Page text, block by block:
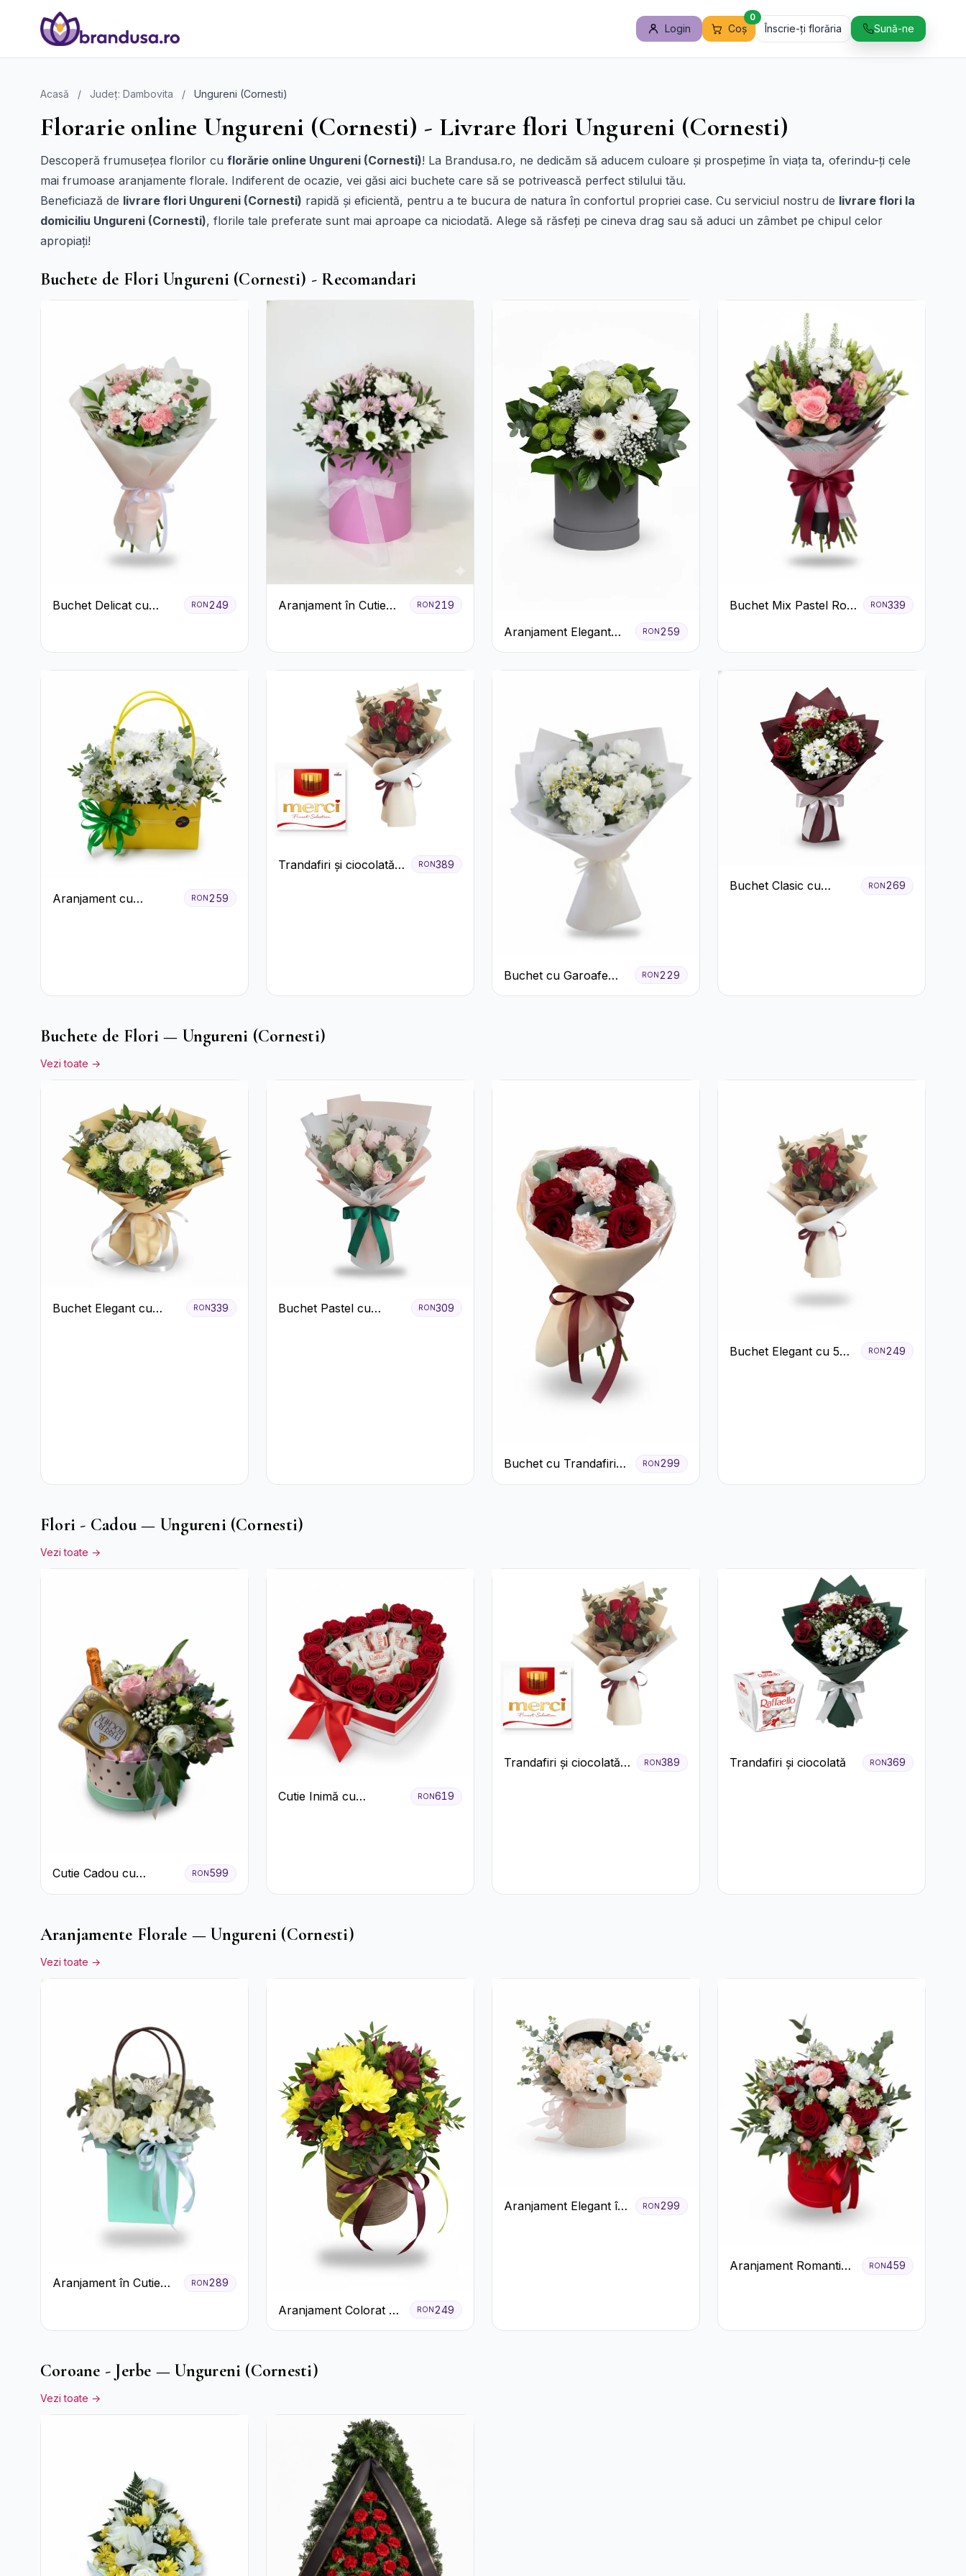
Login Coș
0
Înscrie-ți florăria Sună-ne
Acasă / Județ: Dambovita / Ungureni (Cornesti)
Florarie online Ungureni (Cornesti) - Livrare flori Ungureni (Cornesti)
Descoperă frumusețea florilor cu florărie online Ungureni (Cornesti)! La Brandusa.ro, ne dedicăm să aducem culoare și prospețime în viața ta, oferindu-ți cele
mai frumoase aranjamente florale. Indiferent de ocazie, vei găsi aici buchete care să se potrivească perfect stilului tău.
Beneficiază de livrare flori Ungureni (Cornesti) rapidă și eficientă, pentru a te bucura de natura în confortul propriei case. Cu serviciul nostru de livrare flori la
domiciliu Ungureni (Cornesti), florile tale preferate sunt mai aproape ca niciodată. Alege să răsfeți pe cineva drag sau să aduci un zâmbet pe chipul celor
apropiați!
Buchete de Flori Ungureni (Cornesti) - Recomandari
Buchet Delicat cu
RON249
Aranjament în Cutie
RON219
Aranjament Elegant
Alb-Verde în Cutie Gri
RON 259
Buchet Mix Pastel Roz
RON339
Aranjament cu
RON 259
Trandafiri și ciocolată
RON389
Buchet cu Garoafe
Albe
RON 229
Buchet Clasic cu
RON269
Buchete de Flori — Ungureni (Cornesti)
Vezi toate →
Buchet Elegant cu
RON339
Buchet Pastel cu
RON309
Buchet cu Trandafiri
Roșii și Garoafe Roz
RON299
Buchet Elegant cu 5
RON 249
Flori - Cadou — Ungureni (Cornesti)
Vezi toate →
Cutie Cadou cu
Prosecco Mionetto
Pastelate
RON599
Cutie Inimă cu
RON619
Trandafiri și ciocolată
RON389 Trandafiri și ciocolată RON369
Aranjamente Florale — Ungureni (Cornesti)
Vezi toate →
Aranjament în Cutie
Alstroemeria
RON289
Aranjament Colorat cu
Crizanteme în Cutie
RON249
Aranjament Elegant în
RON299
Aranjament Romantic
RON459
Coroane - Jerbe — Ungureni (Cornesti)
Vezi toate →